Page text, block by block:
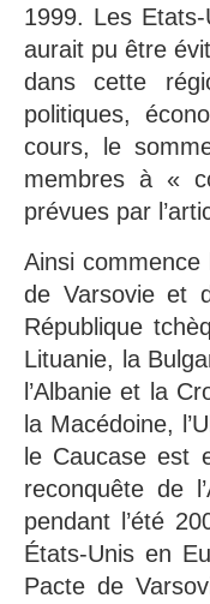
1999. Les
aurait pu être
dans cette
politiques,
cours, le
membres à «
prévues par
Ainsi commence
de Varsovie et
République
Lituanie, la
l’Albanie et la
la Macédoine,
le Caucase est
reconquête de
pendant l’été
États-Unis en
Pacte de